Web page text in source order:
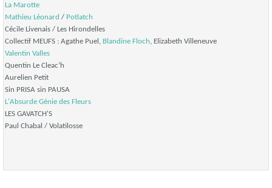
La Marotte
Mathieu Léonard / Potlatch
Cécile Livenais / Les Hirondelles
Collectif MEUFS : Agathe Puel, Blandine Floch, Elizabeth Villeneuve
Valentin Valles
Quentin Le Cleac’h
Aurelien Petit
Sin PRISA sin PAUSA
L'Absurde Génie des Fleurs
LES GAVATCH'S
Paul Chabal / Volatilosse